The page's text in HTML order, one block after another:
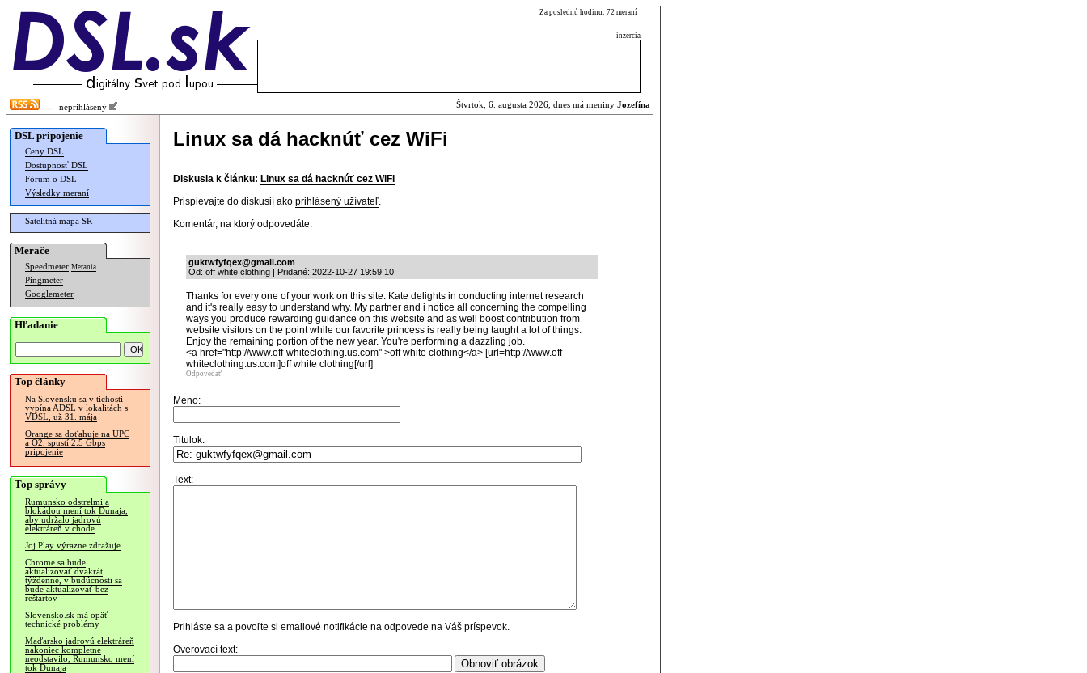
Za poslednú hodinu: 72 meraní
inzercia
neprihlásený Štvrtok, 6. augusta 2026, dnes má meniny Jozefína
DSL pripojenie
Ceny DSL
Dostupnosť DSL
Fórum o DSL
Výsledky meraní
Satelitná mapa SR
Merače
Speedmeter Merania
Pingmeter
Googlemeter
Hľadanie
Top články
Na Slovensku sa v tichosti
vypína ADSL v lokalitách s
VDSL, už 31. mája
Orange sa doťahuje na UPC
a O2, spustí 2.5 Gbps
pripojenie
Top správy
Rumunsko odstrelmi a
blokádou mení tok Dunaja,
aby udržalo jadrovú
elektráreň v chode
Joj Play výrazne zdražuje
Chrome sa bude
aktualizovať dvakrát
týždenne, v budúcnosti sa
bude aktualizovať bez
reštartov
Slovensko.sk má opäť
technické problémy
Maďarsko jadrovú elektráreň
nakoniec kompletne
neodstavilo, Rumunsko mení
tok Dunaja
Linux sa dá hacknúť cez WiFi
Diskusia k článku: Linux sa dá hacknúť cez WiFi
Prispievajte do diskusií ako prihlásený užívateľ.
Komentár, na ktorý odpovedáte:
guktwfyfqex@gmail.com
Od: off white clothing | Pridané: 2022-10-27 19:59:10
Thanks for every one of your work on this site. Kate delights in conducting internet research
and it's really easy to understand why. My partner and i notice all concerning the compelling
ways you produce rewarding guidance on this website and as well boost contribution from
website visitors on the point while our favorite princess is really being taught a lot of things.
Enjoy the remaining portion of the new year. You're performing a dazzling job.
<a href="http://www.off-whiteclothing.us.com" >off white clothing</a> [url=http://www.off-
whiteclothing.us.com]off white clothing[/url]
Odpovedať
Meno:
Titulok:
Text:
Prihláste sa a povoľte si emailové notifikácie na odpovede na Váš príspevok.
Overovací text: